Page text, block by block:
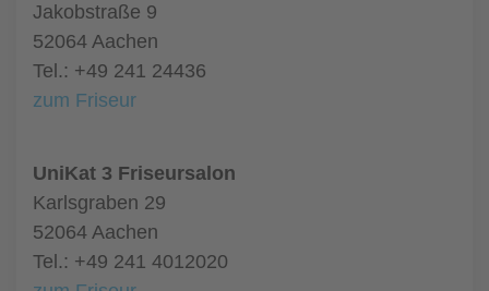
Jakobstraße 9
52064 Aachen
Tel.: +49 241 24436
zum Friseur
UniKat 3 Friseursalon
Karlsgraben 29
52064 Aachen
Tel.: +49 241 4012020